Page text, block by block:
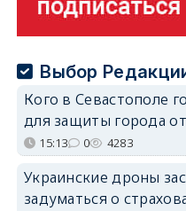
Выбор
Кого в Севастополе
для защиты города
15:13 0 4283
Украинские дроны
задуматься о